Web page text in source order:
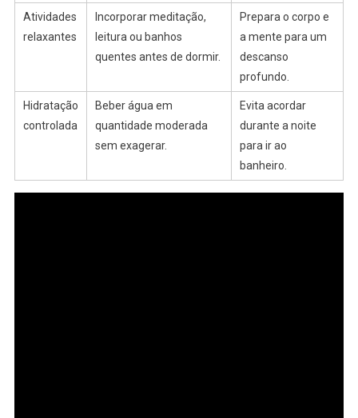
Atividades
relaxantes
Incorporar meditação,
leitura ou banhos
quentes antes de dormir.
Prepara o corpo e
a mente para um
descanso
profundo.
Hidratação
controlada
Beber água em
quantidade moderada
sem exagerar.
Evita acordar
durante a noite
para ir ao
banheiro.